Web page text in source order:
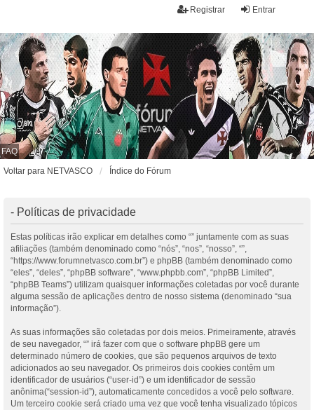
Entrar
Registrar
FAQ
Voltar para NETVASCO
Índice do Fórum
- Políticas de privacidade
Estas políticas irão explicar em detalhes como “” juntamente com as suas
afiliações (também denominado como “nós”, “nos”, “nosso”, “”,
“https://www.forumnetvasco.com.br”) e phpBB (também denominado como
“eles”, “deles”, “phpBB software”, “www.phpbb.com”, “phpBB Limited”,
“phpBB Teams”) utilizam quaisquer informações coletadas por você durante
alguma sessão de aplicações dentro de nosso sistema (denominado “sua
informação”).
As suas informações são coletadas por dois meios. Primeiramente, através
de seu navegador, “” irá fazer com que o software phpBB gere um
determinado número de cookies, que são pequenos arquivos de texto
adicionados ao seu navegador. Os primeiros dois cookies contêm um
identificador de usuários (“user-id”) e um identificador de sessão
anônima(“session-id”), automaticamente concedidos a você pelo software.
Um terceiro cookie será criado uma vez que você tenha visualizado tópicos